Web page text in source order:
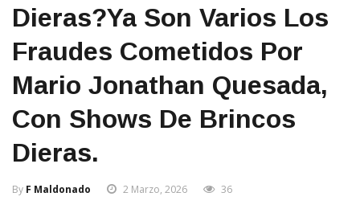
Dieras?Ya Son Varios Los
Fraudes Cometidos Por
Mario Jonathan Quesada,
Con Shows De Brincos
Dieras.
By F Maldonado 2 Marzo, 2026 36